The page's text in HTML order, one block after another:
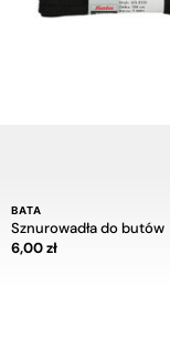
BATA
Sznurowadła do butów
Cena 6,00 zł
6,00 zł